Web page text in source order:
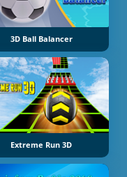
3D Ball Balancer
Extreme Run 3D